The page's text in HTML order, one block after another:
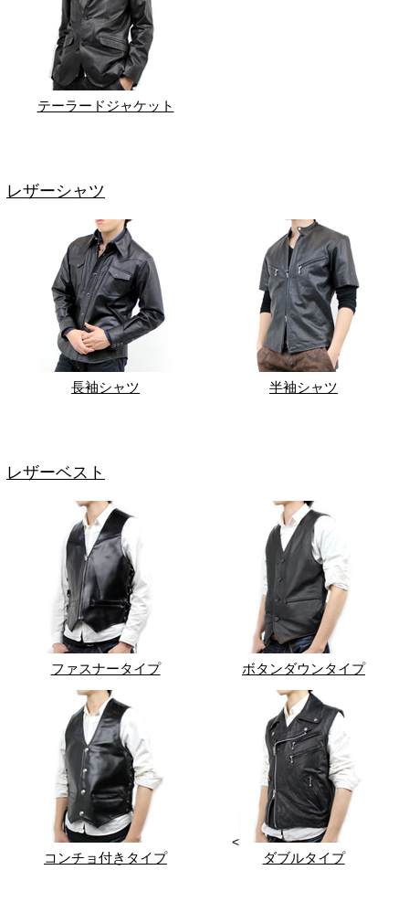
テーラードジャケット
レザーシャツ
長袖シャツ 半袖シャツ
レザーベスト
ファスナータイプ ボタンダウンタイプ
コンチョ付きタイプ
<
ダブルタイプ